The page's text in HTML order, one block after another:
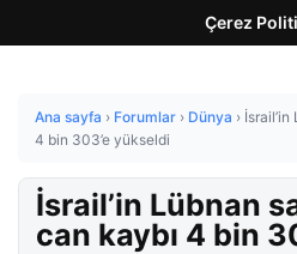
Çerez
Ana sayfa › Forumlar › Dünya › İsrail’in
4 bin 303’e yükseldi
İsrail’in Lübnan
can kaybı 4 bin